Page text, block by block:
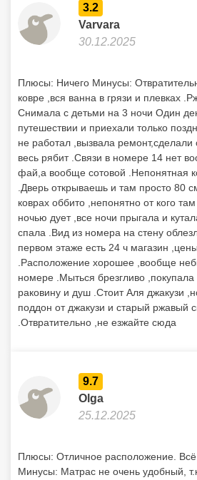
3.2
Varvara
30.12.2025
Плюсы: Ничего Минусы:
ковре ,вся ванна в грязи и плевках
Снимала с детьми на 3 ночи Один
путешествии и приехали только
не работал ,вызвала ремонт,сделали
весь рябит .Связи в номере 14 нет
фай,а вообще сотовой .Непонятная
.Дверь открываешь и там просто 80
коврах оббито ,непонятно от кого
ночью дует ,все ночи прыгала и
спала .Вид из номера на стену
первом этаже есть 24 ч магазин
.Расположение хорошее ,вообще
номере .Мыться брезгливо
раковину и душ .Стоит Аля джакузи
поддон от джакузи и старый ржавый
.Отвратительно ,не езжайте сюда
9.7
Olga
25.12.2025
Плюсы: Отличное расположение. Всё
Минусы: Матрас не очень удобный,